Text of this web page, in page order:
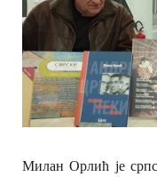
Милан Орлић је